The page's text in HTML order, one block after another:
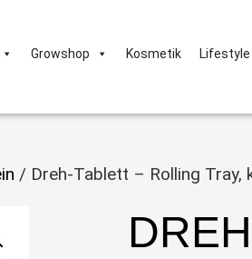
Growshop Kosmetik Lifestyle
/ Dreh-Tablett – Rolling Tray,